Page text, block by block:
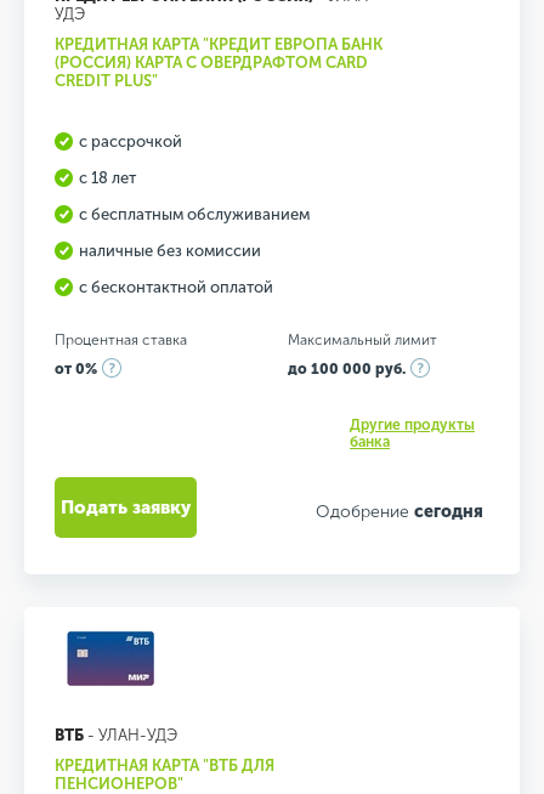
УДЭ
КРЕДИТНАЯ КАРТА "КРЕДИТ ЕВРОПА БАНК
(РОССИЯ) КАРТА С ОВЕРДРАФТОМ CARD
CREDIT PLUS"
с рассрочкой
с 18 лет
с бесплатным обслуживанием
наличные без комиссии
с бесконтактной оплатой
Процентная ставка
от 0%
Максимальный лимит
до 100 000 руб.
Другие продукты
банка
Одобрение сегодня
Подать заявку
ВТБ - УЛАН-УДЭ
КРЕДИТНАЯ КАРТА "ВТБ ДЛЯ
ПЕНСИОНЕРОВ"